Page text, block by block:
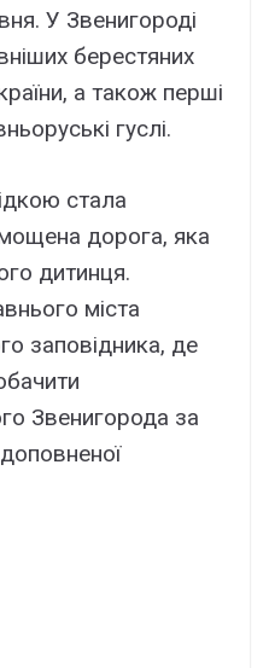
У Звенигороді
берестяних
а також перші
гуслі.
стала
дорога, яка
дитинця.
міста
заповідника, де
Звенигорода за